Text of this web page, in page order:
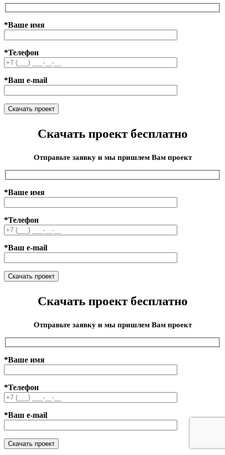
*Ваше имя
*Телефон
*Ваш e-mail
Скачать проект бесплатно
Отправьте заявку и мы пришлем Вам проект
*Ваше имя
*Телефон
*Ваш e-mail
Скачать проект бесплатно
Отправьте заявку и мы пришлем Вам проект
*Ваше имя
*Телефон
*Ваш e-mail